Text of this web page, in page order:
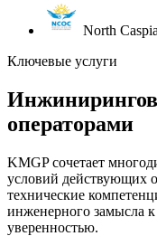
North
Ключевые услуги
операторами
KMGP сочетает
условий действующих
технические
инженерного замысла
уверенностью.